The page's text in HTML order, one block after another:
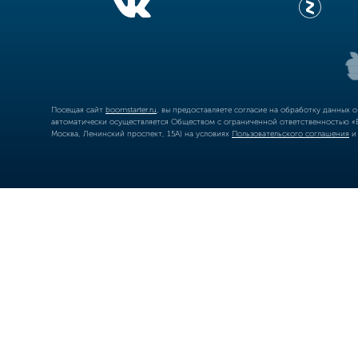
Посещая сайт boomstarter.ru , вы предоставляете согласие на обработку
автоматически осуществляется Обществом с ограниченной
Москва, Ленинский проспект, 15А) на условиях Пользовательского соглашения и